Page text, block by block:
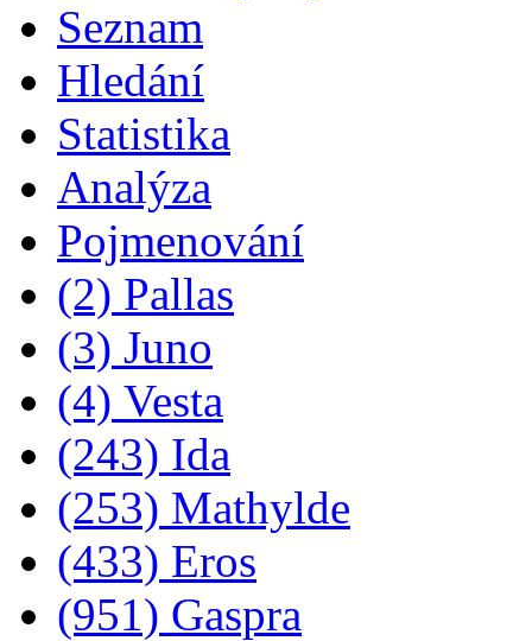
Seznam
Hledání
Statistika
Analýza
Pojmenování
(2) Pallas
(3) Juno
(4) Vesta
(243) Ida
(253) Mathylde
(433) Eros
(951) Gaspra